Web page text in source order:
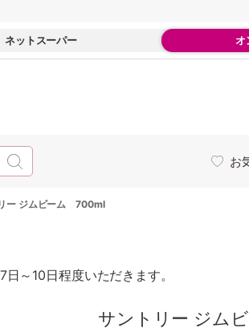
ネットスーパー オ
お
ー ジムビーム 700ml
～10日程度いただきます。
サントリー ジム